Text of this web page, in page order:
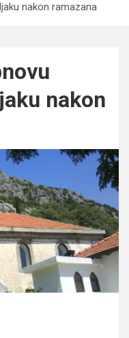
nakon ramazana
nakon